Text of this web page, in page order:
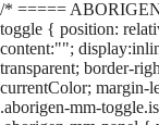
/* =====
toggle { position:
content:"";
transparent; border-
currentColor; margin-
.aborigen-mm-